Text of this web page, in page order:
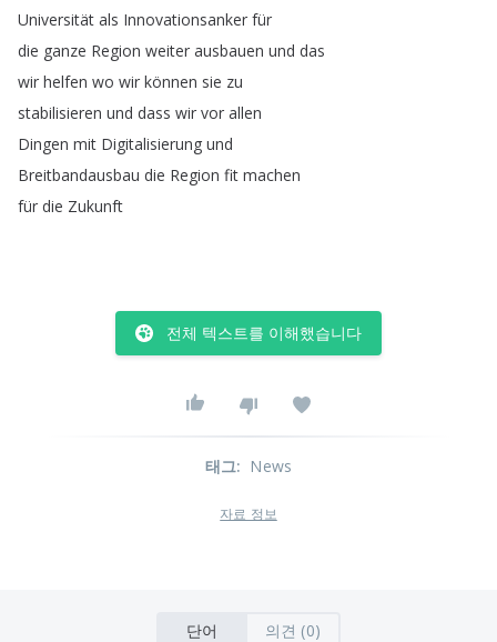
Universität als Innovationsanker für
die ganze Region weiter ausbauen und das
wir helfen wo wir können sie zu
stabilisieren und dass wir vor allen
Dingen mit Digitalisierung und
Breitbandausbau die Region fit machen
für die Zukunft
전체 텍스트를 이해했습니다
태그: News
자료 정보
단어 의견 (0)